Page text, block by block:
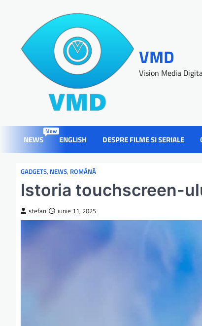
VMD
Vision Media
NEWS
New
ENGLISH DESPRE FILME SI SERIALE
GADGETS, NEWS, ROMÂNĂ
Istoria touchscreen-
stefan iunie 11, 2025